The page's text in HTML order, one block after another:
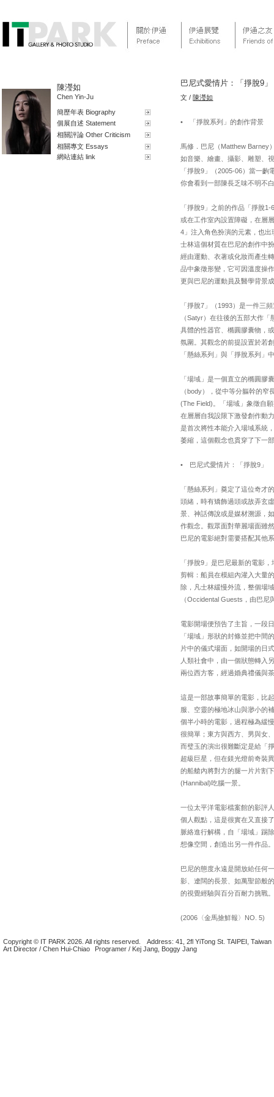
陳瀅如
Chen Yin-Ju
簡歷年表 Biography
個展自述 Statement
相關評論 Other Criticism
相關專文 Essays
網站連結 link
巴尼式愛情片：「掙脫9」
文 /陳瀅如
• 「掙脫系列」的創作背景
馬修．巴尼（Matthew Barney
如音樂、繪畫、攝影、雕塑、
「掙脫9」（2005-06）當一
你會看到一部陳長乏味不明不
「掙脫9」之前的作品「掙脫
或在工作室內設置障礙，在層
4」注入角色扮演的元素，也
士林這個材質在巴尼的創作中
經由運動、衣著或化妝而產生
品中象徵形變，它可因溫度操
更與巴尼的運動員及醫學背景
「掙脫7」（1993）是一件三
（Satyr）在往後的五部大作
具體的性器官、橢圓膠囊物，
氛圍。其觀念的前提設置於若
「懸絲系列」與「掙脫系列」
「場域」是一個直立的橢圓膠
（body），從中等分軀幹的
(The Field)。「場域」象徵自
在層層自我設限下激發創作動
是首次將性本能介入場域系統
萎縮，這個觀念也貫穿了下一
• 巴尼式愛情片：「掙脫9」
「懸絲系列」奠定了這位奇才
頭緒，時有矯飾過頭或故弄玄
景、神話傳說或是媒材溯源，
作觀念。觀眾面對華麗場面雖
巴尼的電影絕對需要搭配其他
「掙脫9」是巴尼最新的電影
剪輯：船員在模組內灌入大量
除，凡士林緩慢外流，整個場
（Occidental Guests，由巴
電影開場便預告了主旨，一段
「場域」形狀的封條並把中間
片中的儀式場面，如開場的日
人類社會中，由一個狀態轉入
兩位西方客，經過婚典禮儀與
這是一部故事簡單的電影，比
服、空靈的極地冰山與渺小的
個半小時的電影，過程極為緩
很簡單；東方與西方、男與女
而璧玉的演出很難斷定是給「
超級巨星，但在鎂光燈前奇裝
的船艙內將對方的腿一片片割
(Hannibal)吃腦一景。
一位太平洋電影檔案館的影評
個人觀點，這是很實在又直接
脈絡進行解構，自「場域」踢
想像空間，創造出另一件作品
巴尼的態度永遠是開放給任何
影、遼闊的長景、如萬聖節般
的視覺經驗與百分百耐力挑戰
(2006〈金馬搶鮮報〉NO. 5)
Copyright © IT PARK 2026. All rights reserved.
Address: 41, 2fl YiTong St. TAIPEI, Taiwan
Art Director / Chen Hui-Chiao
Programer / Kej Jang, Boggy Jang